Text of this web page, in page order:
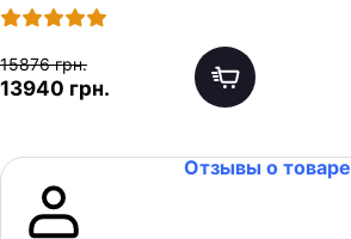
15876 грн.
13940 грн.
Отзывы о товаре